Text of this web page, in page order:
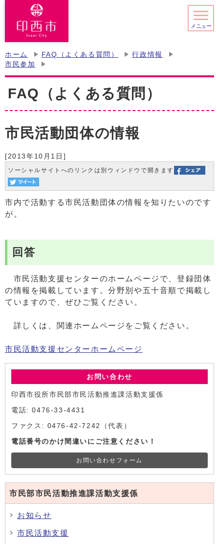
メニュー
ホーム FAQ（よくある質問）
行政情報
市民参加
FAQ（よくある質問）
市民活動団体の情報
[2013年10月1日]
ソーシャルサイトへのリンクは別ウィンドウで開きます
市内で活動する市民活動団体の情報を知りたいのです
が。
回答
市民活動支援センターのホームページで、登録団体
の情報を掲載しています。分野別や五十音順で掲載し
ていますので、ぜひご覧ください。
詳しくは、関連ホームページをご覧ください。
市民活動支援センターホームページ
お問い合わせ
印西市役所市民部市民活動推進課活動支援係
電話: 0476-33-4431
ファクス: 0476-42-7242（代表）
電話番号のかけ間違いにご注意ください！
お問い合わせフォーム
市民部市民活動推進課活動支援係
お知らせ
市民活動支援